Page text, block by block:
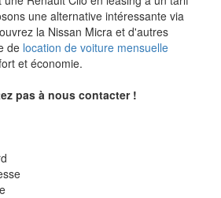
une alternative intéressante via
la Nissan Micra et d'autres
de location de voiture mensuelle
et économie.
pas à nous contacter !